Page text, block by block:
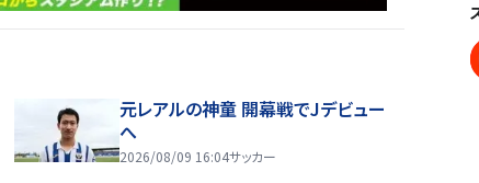
元レアルの神童 開幕戦でJデビュー
へ
2026/08/09 16:04サッカー